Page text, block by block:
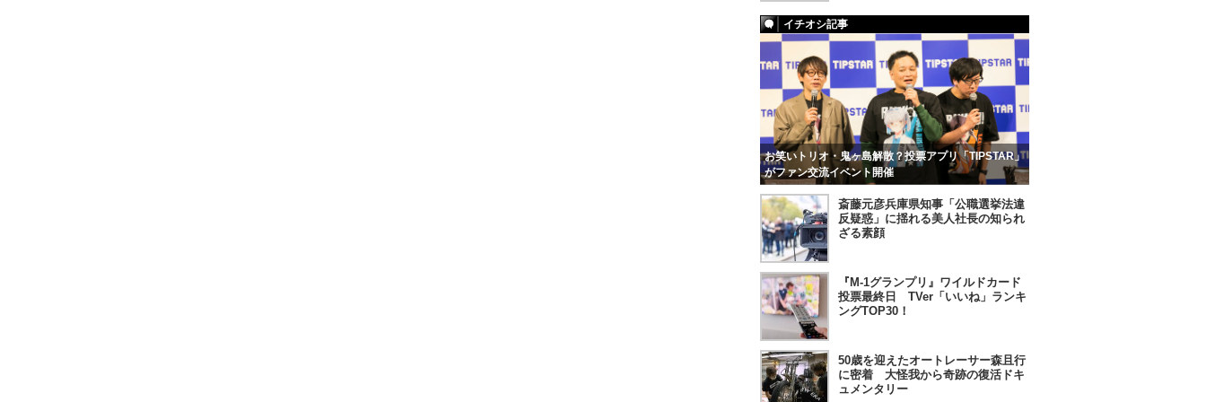
イチオシ記事
お笑いトリオ・鬼ヶ島解散？投票アプリ「TIPSTAR」
がファン交流イベント開催
斎藤元彦兵庫県知事「公職選挙法違
反疑惑」に揺れる美人社長の知られ
ざる素顔
『M-1グランプリ』ワイルドカード
投票最終日 TVer「いいね」ランキ
ングTOP30！
50歳を迎えたオートレーサー森且行
に密着 大怪我から奇跡の復活ドキ
ュメンタリー